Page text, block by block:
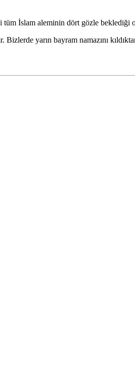
tüm İslam aleminin dört gözle beklediği
yarın bayram namazını